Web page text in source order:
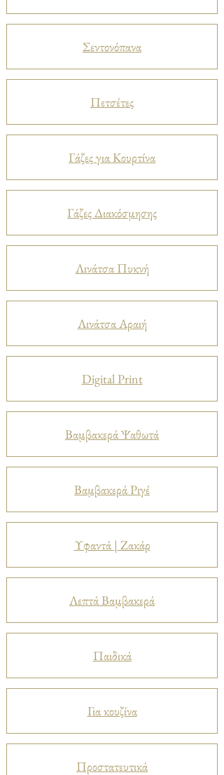
Σεντονόπανα
Πετσέτες
Γάζες για Κουρτίνα
Γάζες Διακόσμησης
Λινάτσα Πυκνή
Λινάτσα Αραιή
Digital Print
Βαμβακερά Ψαθωτά
Βαμβακερά Ριγέ
Υφαντά | Ζακάρ
Λεπτά Βαμβακερά
Παιδικά
Για κουζίνα
Προστατευτικά